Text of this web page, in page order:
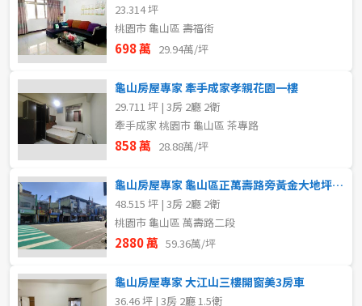
23.314 坪
桃園市 龜山區 壽福街
698 萬 29.94萬/坪
龜山房屋專家 牽手成家孝親花園一樓
29.711 坪 | 3房 2廳 2衛
牽手成家 桃園市 龜山區 茶專路
858 萬 28.88萬/坪
龜山房屋專家 龜山區正萬壽路旁黃金大地坪透天店面
48.515 坪 | 3房 2廳 2衛
桃園市 龜山區 萬壽路二段
2880 萬 59.36萬/坪
龜山房屋專家 大江山三樓開窗美3房車
36.46 坪 | 3房 2廳 1.5衛